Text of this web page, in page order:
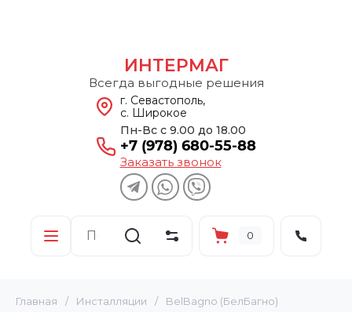
ИНТЕРМАГ
Всегда выгодные решения
г. Севастополь,
с. Широкое
Пн-Вс с 9.00 до 18.00
+7 (978) 680-55-88
Заказать звонок
0
Главная / Инсталляции / BelBagno (БелБагно)